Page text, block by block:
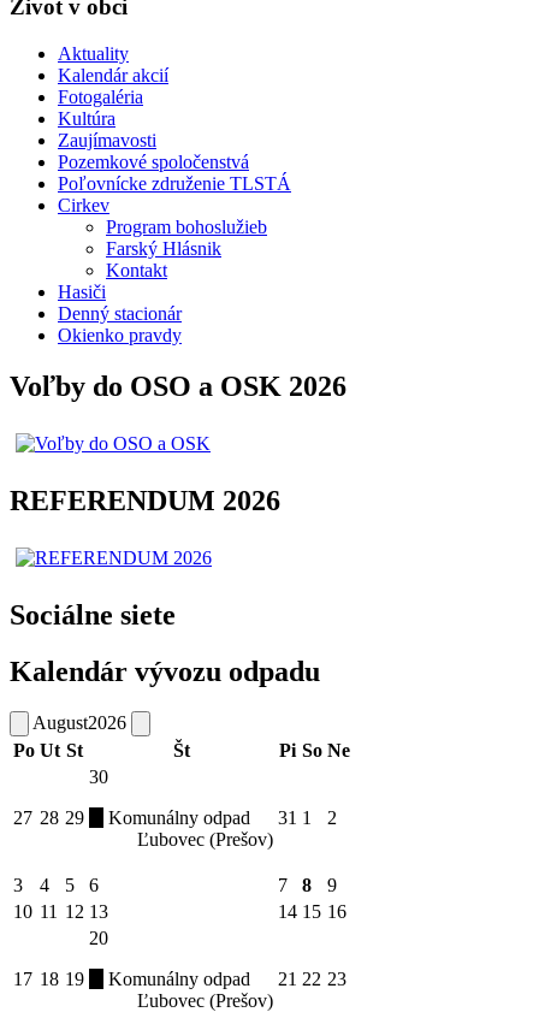
Život v obci
Aktuality
Kalendár akcií
Fotogaléria
Kultúra
Zaujímavosti
Pozemkové spoločenstvá
Poľovnícke združenie TLSTÁ
Cirkev
Program bohoslužieb
Farský Hlásnik
Kontakt
Hasiči
Denný stacionár
Okienko pravdy
Voľby do OSO a OSK 2026
REFERENDUM 2026
Sociálne siete
Kalendár vývozu odpadu
August2026
Po Ut St Št Pi So Ne
27 28 29
30
Komunálny odpad
Ľubovec (Prešov)
31 1 2
3 4 5 6 7 8
9
10 11 12 13 14 15 16
17 18 19
20
Komunálny odpad
Ľubovec (Prešov)
21 22 23